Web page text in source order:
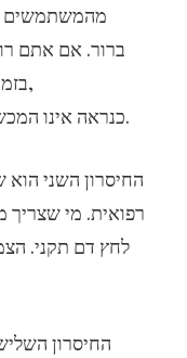
מהמשתמשים
ברור. אם אתם
HumeHealth Band כנראה אינו המכשיר המתאים.
החיסרון השני
רפואית. מי שצריך
לחץ דם תקני.
החיסרון